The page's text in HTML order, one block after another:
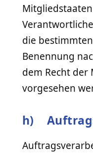
die
Benennung
dem Recht der
vorgesehen
h)